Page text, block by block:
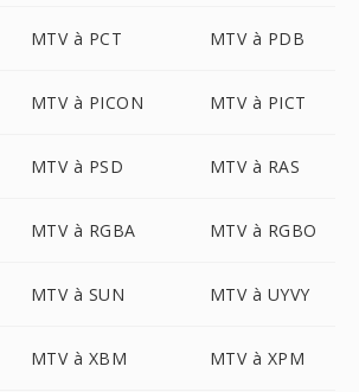
MTV à PCT MTV à PDB
MTV à PICON MTV à PICT
MTV à PSD MTV à RAS
MTV à RGBA MTV à RGBO
MTV à SUN MTV à UYVY
MTV à XBM MTV à XPM